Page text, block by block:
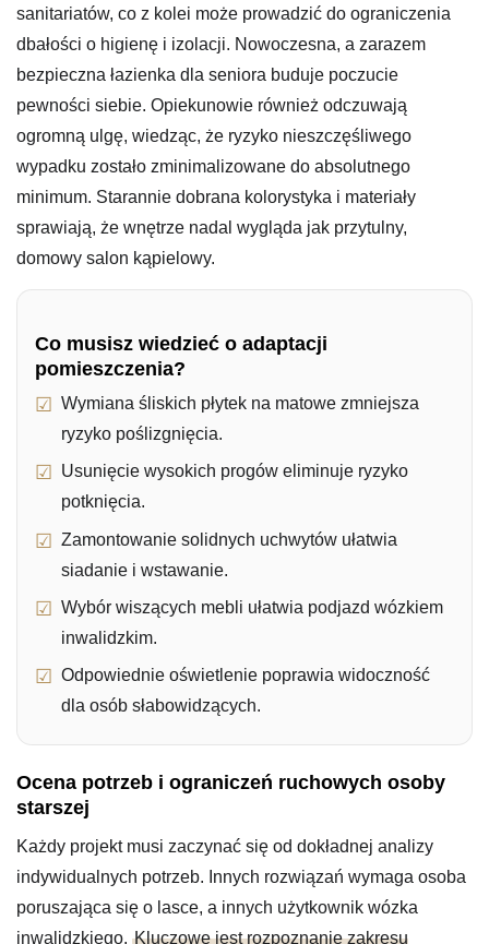
sanitariatów, co z kolei może prowadzić do ograniczenia
dbałości o higienę i izolacji. Nowoczesna, a zarazem
bezpieczna łazienka dla seniora buduje poczucie
pewności siebie. Opiekunowie również odczuwają
ogromną ulgę, wiedząc, że ryzyko nieszczęśliwego
wypadku zostało zminimalizowane do absolutnego
minimum. Starannie dobrana kolorystyka i materiały
sprawiają, że wnętrze nadal wygląda jak przytulny,
domowy salon kąpielowy.
Co musisz wiedzieć o adaptacji
pomieszczenia?
Wymiana śliskich płytek na matowe zmniejsza
ryzyko poślizgnięcia.
Usunięcie wysokich progów eliminuje ryzyko
potknięcia.
Zamontowanie solidnych uchwytów ułatwia
siadanie i wstawanie.
Wybór wiszących mebli ułatwia podjazd wózkiem
inwalidzkim.
Odpowiednie oświetlenie poprawia widoczność
dla osób słabowidzących.
Ocena potrzeb i ograniczeń ruchowych osoby
starszej
Każdy projekt musi zaczynać się od dokładnej analizy
indywidualnych potrzeb. Innych rozwiązań wymaga osoba
poruszająca się o lasce, a innych użytkownik wózka
inwalidzkiego. Kluczowe jest rozpoznanie zakresu